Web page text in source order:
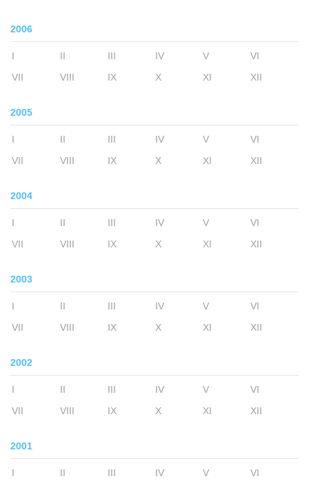
2006
I II III IV V
VI
VII
VIII IX X XI XII
2005
I II III IV V
VI
VII
VIII IX X XI XII
2004
I II III IV V
VI
VII
VIII IX X XI XII
2003
I II III IV V
VI
VII
VIII IX X XI XII
2002
I II III IV V
VI
VII
VIII IX X XI XII
2001
I II III IV V
VI